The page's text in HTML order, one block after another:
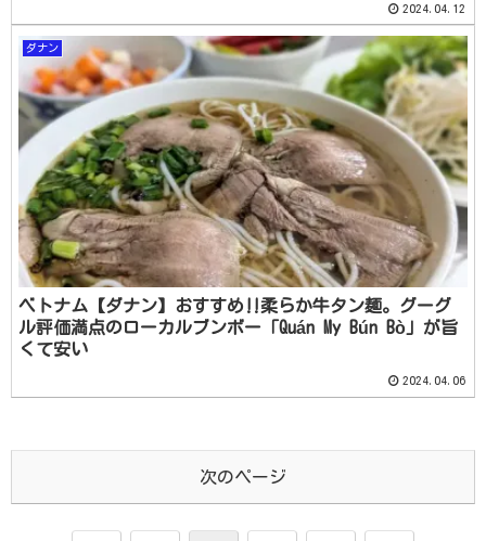
2024.04.12
ダナン
ベトナム【ダナン】おすすめ‼柔らか牛タン麺。グーグ
ル評価満点のローカルブンボー「Quán My Bún Bò」が旨
くて安い
2024.04.06
次のページ